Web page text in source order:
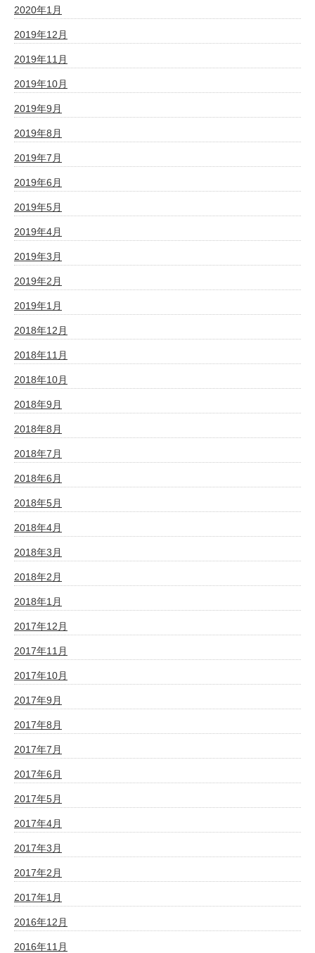
2020年1月
2019年12月
2019年11月
2019年10月
2019年9月
2019年8月
2019年7月
2019年6月
2019年5月
2019年4月
2019年3月
2019年2月
2019年1月
2018年12月
2018年11月
2018年10月
2018年9月
2018年8月
2018年7月
2018年6月
2018年5月
2018年4月
2018年3月
2018年2月
2018年1月
2017年12月
2017年11月
2017年10月
2017年9月
2017年8月
2017年7月
2017年6月
2017年5月
2017年4月
2017年3月
2017年2月
2017年1月
2016年12月
2016年11月